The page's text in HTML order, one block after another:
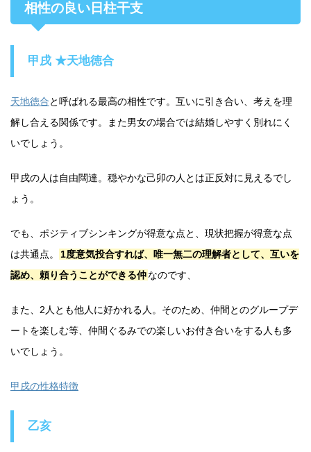
相性の良い日柱干支
甲戌 ★天地徳合
天地徳合と呼ばれる最高の相性です。互いに引き合い、考えを理
解し合える関係です。また男女の場合では結婚しやすく別れにく
いでしょう。
甲戌の人は自由闊達。穏やかな己卯の人とは正反対に見えるでし
ょう。
でも、ポジティブシンキングが得意な点と、現状把握が得意な点
は共通点。
1度意気投合すれば、唯一無二の理解者として、互いを
認め、頼り合うことができる仲なのです、
また、2人とも他人に好かれる人。そのため、仲間とのグループデ
ートを楽しむ等、仲間ぐるみでの楽しいお付き合いをする人も多
いでしょう。
甲戌の性格特徴
乙亥